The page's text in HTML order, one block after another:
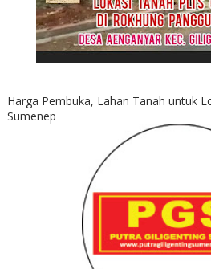
Harga Pembuka, Lahan Tanah untuk
Sumenep